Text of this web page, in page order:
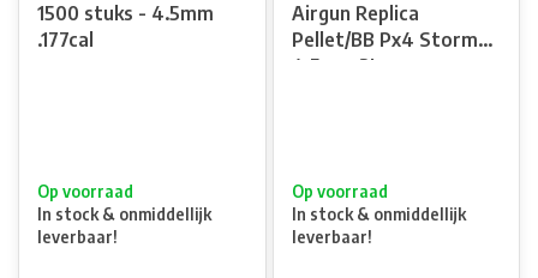
1500 stuks - 4.5mm
.177cal
Op voorraad
In stock & onmiddellijk
leverbaar!
Airgun Replica
Pellet/BB Px4 Storm
4.5mm 3J
Op voorraad
In stock & onmiddellijk
leverbaar!